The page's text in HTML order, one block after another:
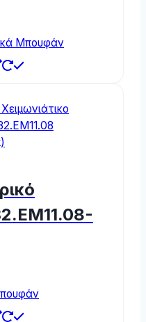
Μπουφάν
This
multiple
variants.
be
chosen
on
This